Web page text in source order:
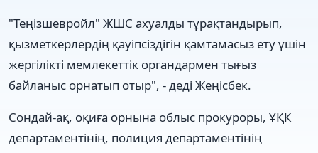
"Теңізшевройл" ЖШС ахуалды тұрақтандырып,
қызметкерлердің қауіпсіздігін қамтамасыз ету үшін
жергілікті мемлекеттік органдармен тығыз
байланыс орнатып отыр", - деді Жеңісбек.
Сондай-ақ, оқиға орнына облыс прокуроры, ҰҚК
департаментінің, полиция департаментінің